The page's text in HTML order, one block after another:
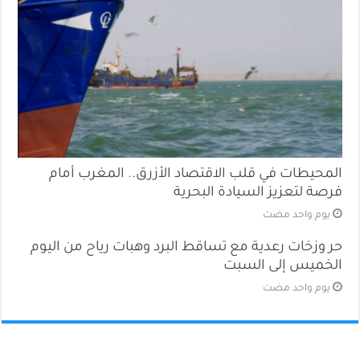
المحيطات في قلب الاقتصاد الأزرق.. المغرب أمام
فرصة لتعزيز السيادة البحرية
‏يوم واحد مضت
حر وزخات رعدية مع تساقط البرد وهبات رياح من اليوم
الخميس إلى السبت
‏يوم واحد مضت